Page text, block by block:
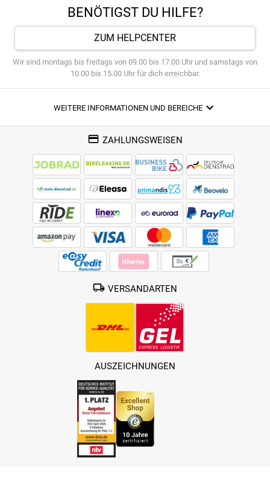
BENÖTIGST DU HILFE?
ZUM HELPCENTER
Wir sind montags bis freitags von 09.00 bis 17.00 Uhr und samstags von
10.00 bis 15.00 Uhr für dich erreichbar.
WEITERE INFORMATIONEN UND BEREICHE
ZAHLUNGSWEISEN
VERSANDARTEN
AUSZEICHNUNGEN